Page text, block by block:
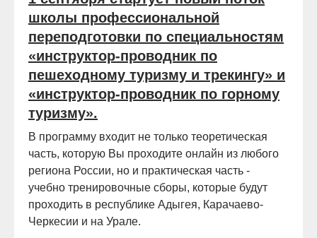
школы профессиональной
переподготовки по специальностям
«инструктор-проводник по
пешеходному туризму и трекингу» и
«инструктор-проводник по горному
туризму».
В программу входит не только теоретическая
часть, которую Вы проходите онлайн из любого
региона России, но и практическая часть -
учебно тренировочные сборы, которые будут
проходить в республике Адыгея, Карачаево-
Черкесии и на Урале.